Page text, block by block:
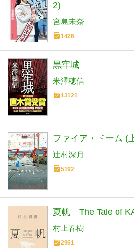
2)
宮島未奈
1426
黒牢城
米澤穂信
13121
ファイア・ドーム (
辻村深月
5192
夏帆 The Tale of
村上春樹
2961